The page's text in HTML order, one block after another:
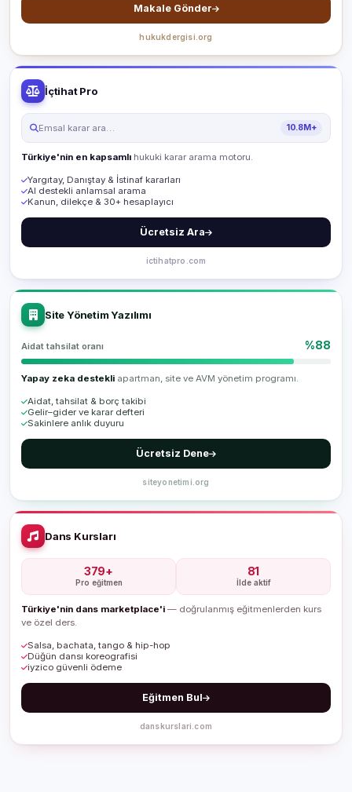
Makale Gönder
hukukdergisi.org
İçtihat Pro
Emsal karar ara… 10.8M+
Türkiye'nin en kapsamlı hukuki karar arama motoru.
Yargıtay, Danıştay & İstinaf kararları
AI destekli anlamsal arama
Kanun, dilekçe & 30+ hesaplayıcı
Ücretsiz Ara
ictihatpro.com
Site Yönetim Yazılımı
Aidat tahsilat oranı %88
Yapay zeka destekli apartman, site ve AVM yönetim programı.
Aidat, tahsilat & borç takibi
Gelir–gider ve karar defteri
Sakinlere anlık duyuru
Ücretsiz Dene
siteyonetimi.org
Dans Kursları
379+
Pro eğitmen
81
İlde aktif
Türkiye'nin dans marketplace'i — doğrulanmış eğitmenlerden kurs
ve özel ders.
Salsa, bachata, tango & hip-hop
Düğün dansı koreografisi
iyzico güvenli ödeme
Eğitmen Bul
danskurslari.com